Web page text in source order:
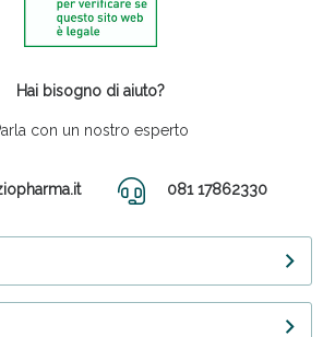
Hai bisogno di aiuto?
con un nostro esperto
081 17862330